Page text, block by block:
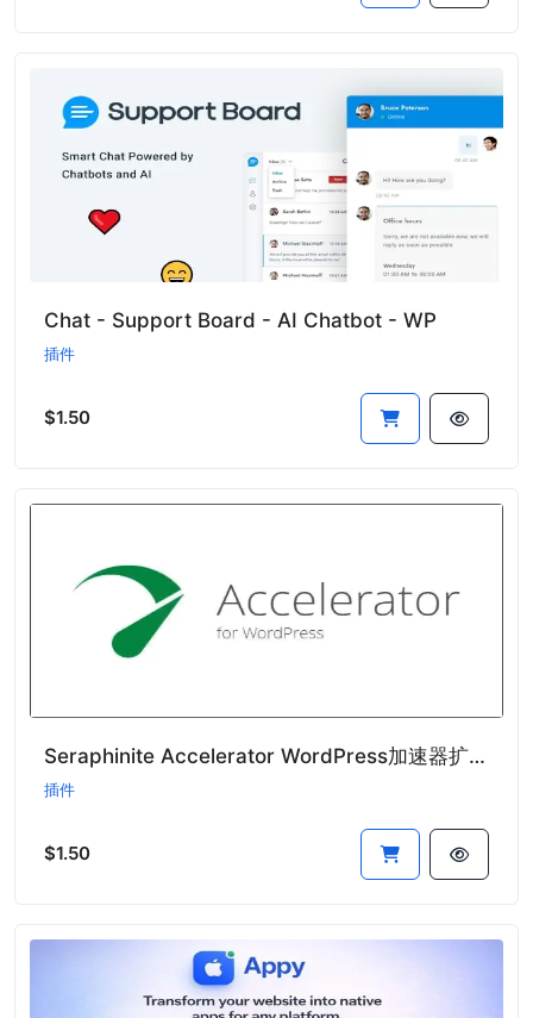
Chat - Support Board - AI Chatbot - WP
插件
$1.50
Seraphinite Accelerator WordPress加速器扩展版
插件
$1.50